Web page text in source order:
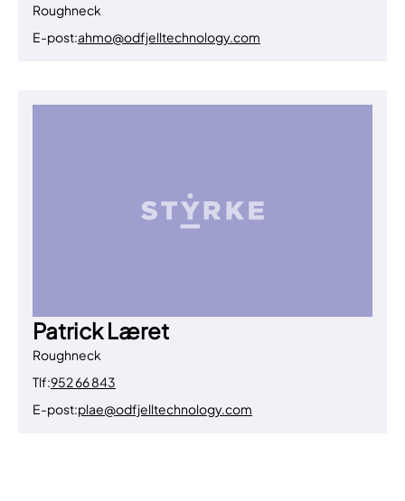
Roughneck
E-post:ahmo@odfjelltechnology.com
Patrick Læret
Roughneck
Tlf:952 66 843
E-post:plae@odfjelltechnology.com